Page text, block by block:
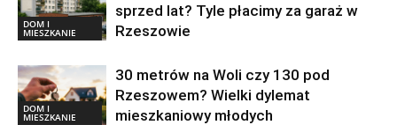
DOM I
MIESZKANIE
sprzed lat? Tyle płacimy za garaż w
Rzeszowie
DOM I
MIESZKANIE
30 metrów na Woli czy 130 pod
Rzeszowem? Wielki dylemat
mieszkaniowy młodych